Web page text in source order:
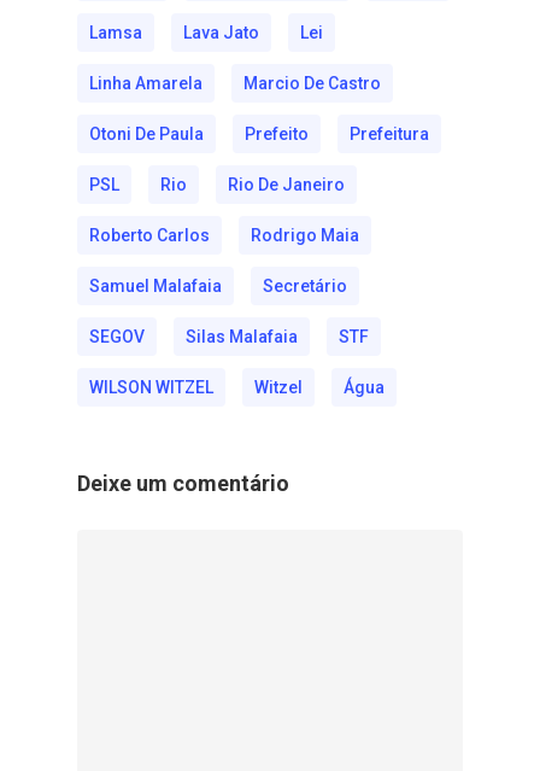
Lamsa Lava Jato Lei
Linha Amarela Marcio De Castro
Otoni De Paula Prefeito Prefeitura
PSL Rio Rio De Janeiro
Roberto Carlos Rodrigo Maia
Samuel Malafaia Secretário
SEGOV Silas Malafaia STF
WILSON WITZEL Witzel Água
Deixe um comentário